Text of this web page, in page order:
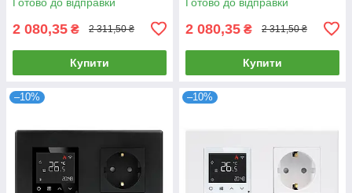
2 080,35 ₴ 2 311,50 ₴
Купити
2 080,35 ₴ 2 311,50 ₴
Купити
–10% –10%